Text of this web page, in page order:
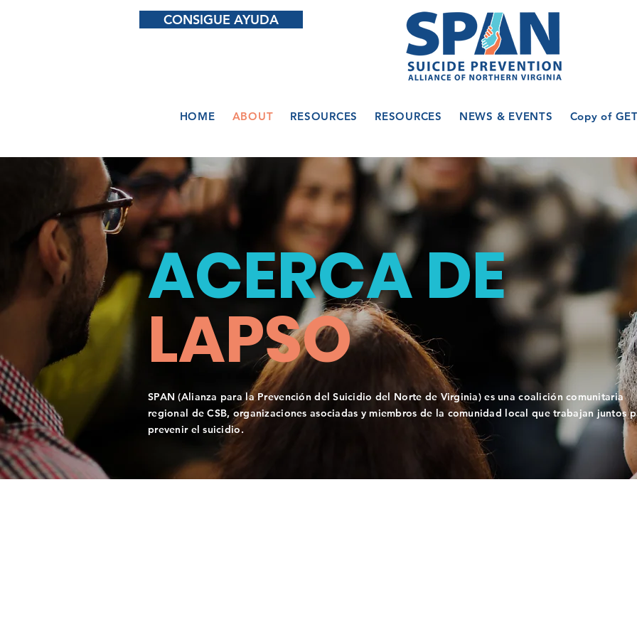
CONSIGUE AYUDA
HOME ABOUT RESOURCES RESOURCES NEWS & EVENTS Copy of
ACERCA DE
LAPSO
SPAN (Alianza para la Prevención del Suicidio del Norte de Virginia) es una coalición comunitaria
regional de CSB, organizaciones asociadas y miembros de la comunidad local que trabajan juntos
prevenir el suicidio.